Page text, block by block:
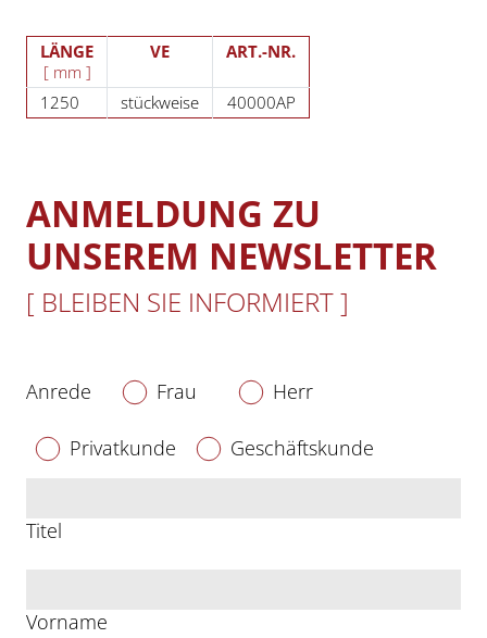
LÄNGE VE
ART.-NR.
[ mm ]
1250
stückweise 40000AP
ANMELDUNG ZU
UNSEREM NEWSLETTER
[ BLEIBEN SIE INFORMIERT ]
Anrede Frau Herr
Privatkunde Geschäftskunde
Titel
Vorname